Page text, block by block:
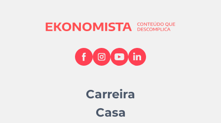
Carreira
Casa